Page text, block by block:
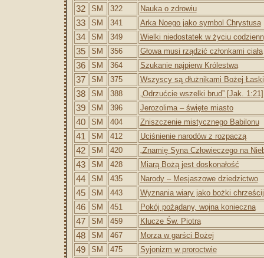
32 SM 322 Nauka o zdrowiu
33 SM 341 Arka Noego jako symbol Chrystusa
34 SM 349 Wielki niedostatek w życiu
35 SM 356 Głowa musi rządzić członkami ciała
36 SM 364 Szukanie najpierw Królestwa
37 SM 375 Wszyscy są dłużnikami Bożej Łaski
38 SM 388 „Odrzućcie wszelki brud” [Jak. 1:21]
39 SM 396 Jerozolima – święte miasto
40 SM 404 Zniszczenie mistycznego Babilonu
41 SM 412 Uciśnienie narodów z rozpaczą
42 SM 420 „Znamię Syna Człowieczego na
43 SM 428 Miarą Bożą jest doskonałość
44 SM 435 Narody – Mesjaszowe dziedzictwo
45 SM 443 Wyznania wiary jako bożki
46 SM 451 Pokój pożądany, wojna konieczna
47 SM 459 Klucze Św. Piotra
48 SM 467 Morza w garści Bożej
49 SM 475 Syjonizm w proroctwie